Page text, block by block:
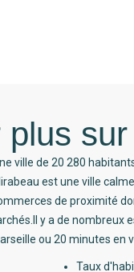
plus
ville de 20 280
est une ville
de proximité
y a de nombreux
ou 20 minutes en
Taux